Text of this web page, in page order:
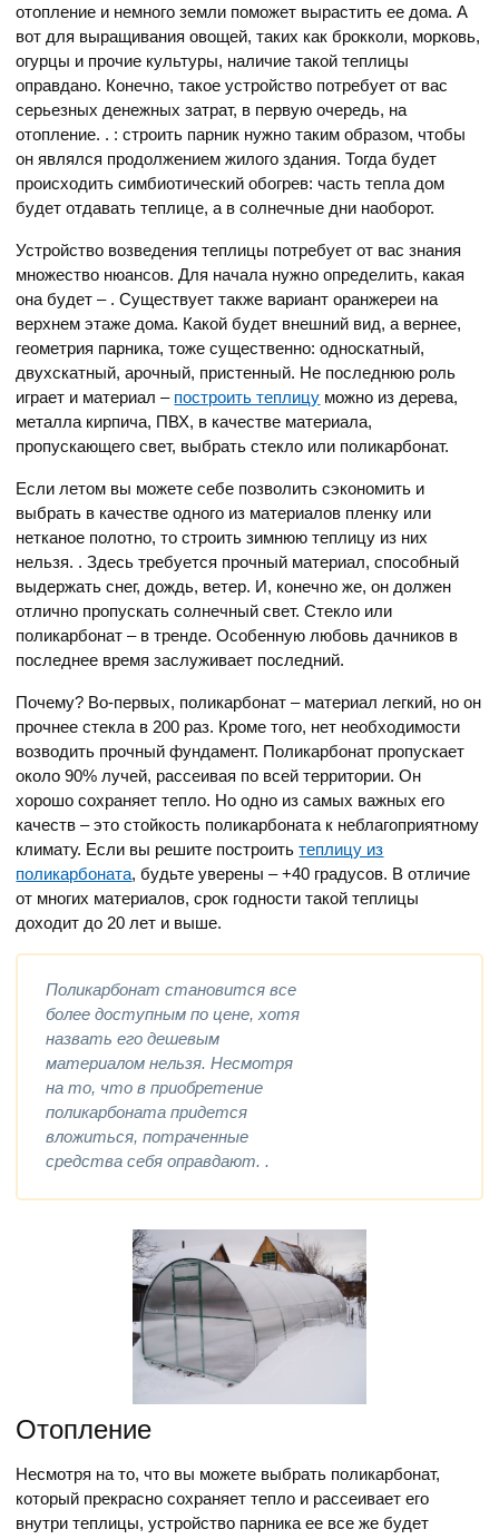
отопление и немного земли поможет вырастить ее дома. А
вот для выращивания овощей, таких как брокколи, морковь,
огурцы и прочие культуры, наличие такой теплицы
оправдано. Конечно, такое устройство потребует от вас
серьезных денежных затрат, в первую очередь, на
отопление. . : строить парник нужно таким образом, чтобы
он являлся продолжением жилого здания. Тогда будет
происходить симбиотический обогрев: часть тепла дом
будет отдавать теплице, а в солнечные дни наоборот.
Устройство возведения теплицы потребует от вас знания
множество нюансов. Для начала нужно определить, какая
она будет – . Существует также вариант оранжереи на
верхнем этаже дома. Какой будет внешний вид, а вернее,
геометрия парника, тоже существенно: односкатный,
двухскатный, арочный, пристенный. Не последнюю роль
играет и материал – построить теплицу можно из дерева,
металла кирпича, ПВХ, в качестве материала,
пропускающего свет, выбрать стекло или поликарбонат.
Если летом вы можете себе позволить сэкономить и
выбрать в качестве одного из материалов пленку или
нетканое полотно, то строить зимнюю теплицу из них
нельзя. . Здесь требуется прочный материал, способный
выдержать снег, дождь, ветер. И, конечно же, он должен
отлично пропускать солнечный свет. Стекло или
поликарбонат – в тренде. Особенную любовь дачников в
последнее время заслуживает последний.
Почему? Во-первых, поликарбонат – материал легкий, но он
прочнее стекла в 200 раз. Кроме того, нет необходимости
возводить прочный фундамент. Поликарбонат пропускает
около 90% лучей, рассеивая по всей территории. Он
хорошо сохраняет тепло. Но одно из самых важных его
качеств – это стойкость поликарбоната к неблагоприятному
климату. Если вы решите построитьтеплицу из
поликарбоната, будьте уверены – +40 градусов. В отличие
от многих материалов, срок годности такой теплицы
доходит до 20 лет и выше.
Поликарбонат становится все
более доступным по цене, хотя
назвать его дешевым
материалом нельзя. Несмотря
на то, что в приобретение
поликарбоната придется
вложиться, потраченные
средства себя оправдают. .
Отопление
Несмотря на то, что вы можете выбрать поликарбонат,
который прекрасно сохраняет тепло и рассеивает его
внутри теплицы, устройство парника ее все же будет